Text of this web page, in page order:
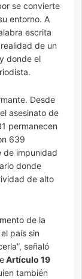
se convierte
entorno. A
escrita
de un
donde el
Desde
asesinato de
permanecen
639
de impunidad
donde
de alto
de la
país sin
señaló
Artículo 19
también